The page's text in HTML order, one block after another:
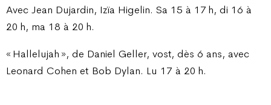
Avec Jean Dujardin, Izïa Higelin. Sa 15 à 17 h, di 16 à
20 h, ma 18 à 20 h.
« Hallelujah », de Daniel Geller, vost, dès 6 ans, avec
Leonard Cohen et Bob Dylan. Lu 17 à 20 h.